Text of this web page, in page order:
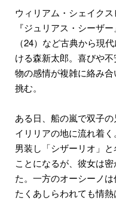
ウィリアム・シェイク
『ジュリアス・シーザ
（24）など古典から現
ける森新太郎。喜びや
物の感情が複雑に絡み
挑む。
ある日、船の嵐で双子
イリリアの地に流れ着
男装し「シザーリオ」
ことになるが、彼女は
た。一方のオーシーノ
たくあしらわれても情